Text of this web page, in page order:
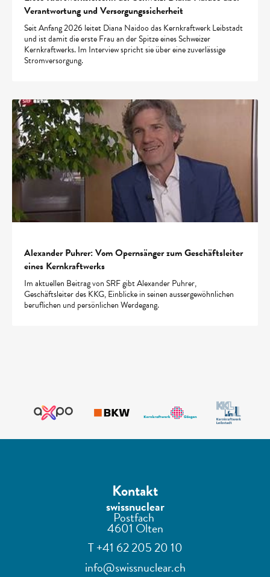
Verantwortung und Versorgungssicherheit
Seit Anfang 2026 leitet Diana Naidoo das Kernkraftwerk Leibstadt
und ist damit die erste Frau an der Spitze eines Schweizer
Kernkraftwerks. Im Interview spricht sie über eine zuverlässige
Stromversorgung.
Alexander Puhrer: Vom Opernsänger zum Geschäftsleiter
eines Kernkraftwerks
Im aktuellen Beitrag von SRF gibt Alexander Puhrer,
Geschäftsleiter des KKG, Einblicke in seinen aussergewöhnlichen
beruflichen und persönlichen Werdegang.
Kontakt
swissnuclear
Postfach
4601 Olten
T +41 62 205 20 10
info@swissnuclear.ch